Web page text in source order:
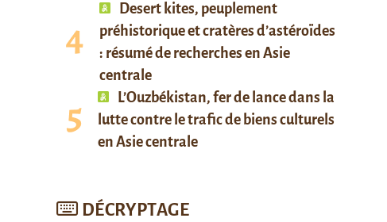
Desert kites, peuplement
préhistorique et cratères d’astéroïdes
: résumé de recherches en Asie
centrale
L’Ouzbékistan, fer de lance dans la
lutte contre le trafic de biens culturels
en Asie centrale
DÉCRYPTAGE